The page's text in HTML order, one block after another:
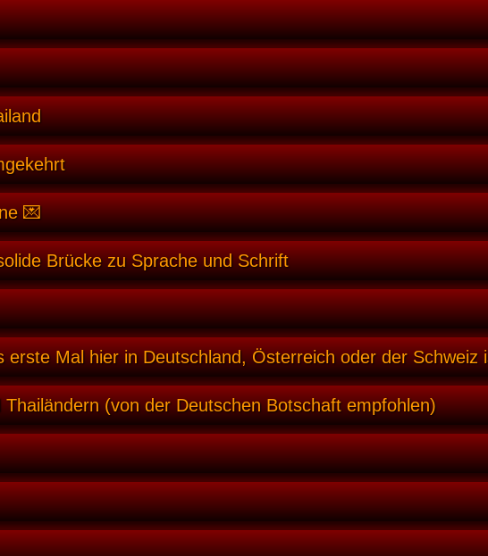
💌
Brücke zu Sprache und Schrift
Mal hier in Deutschland, Österreich oder der Schweiz
(von der Deutschen Botschaft empfohlen)